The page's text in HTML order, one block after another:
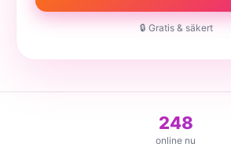
🔒 Gratis & säkert
248
online nu